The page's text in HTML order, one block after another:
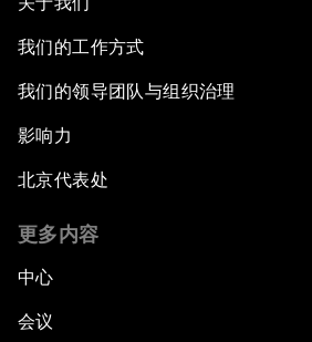
我们的工作方式
我们的领导团队与组织治理
影响力
北京代表处
更多内容
中心
会议